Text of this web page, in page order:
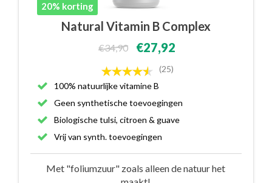
20% korting
Natural Vitamin B Complex
€34,90 €27,92
(25)
100% natuurlijke vitamine B
Geen synthetische toevoegingen
Biologische tulsi, citroen & guave
Vrij van synth. toevoegingen
Met "foliumzuur" zoals alleen de natuur het